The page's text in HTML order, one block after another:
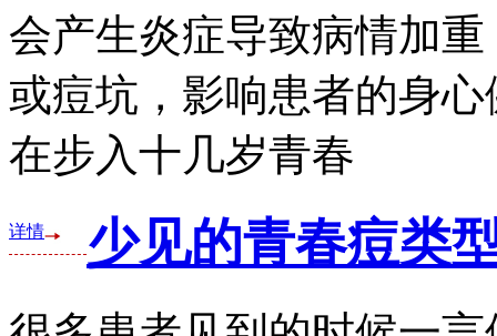
会产生炎症导致病情加
或痘坑，影响患者的身
在步入十几岁青春
详情 少见的青春痘类